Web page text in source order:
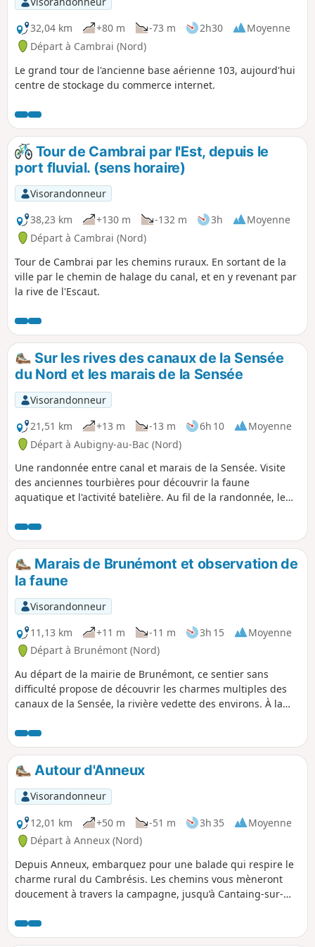
32,04 km
+80 m -73 m 2h30
Moyenne
Départ à Cambrai (Nord)
Le grand tour de l'ancienne base aérienne 103, aujourd'hui
centre de stockage du commerce internet.
Tour de Cambrai par l'Est, depuis le
port fluvial. (sens horaire)
Visorandonneur
38,23 km
+130 m -132 m 3h
Moyenne
Départ à Cambrai (Nord)
Tour de Cambrai par les chemins ruraux. En sortant de la
ville par le chemin de halage du canal, et en y revenant par
la rive de l'Escaut.
Sur les rives des canaux de la Sensée
du Nord et les marais de la Sensée
Visorandonneur
21,51 km
+13 m -13 m 6h 10
Moyenne
Départ à Aubigny-au-Bac (Nord)
Une randonnée entre canal et marais de la Sensée. Visite
des anciennes tourbières pour découvrir la faune
aquatique et l'activité batelière. Au fil de la randonnée, le
Sensée, entre le pays de l'ail fumé Arleux et celui de
l'échalotte Bugnicourt.
Marais de Brunémont et observation de
la faune
Visorandonneur
11,13 km
+11 m -11 m 3h 15
Moyenne
Départ à Brunémont (Nord)
Au départ de la mairie de Brunémont, ce sentier sans
difficulté propose de découvrir les charmes multiples des
canaux de la Sensée, la rivière vedette des environs. À la
cette balade sur les chemins de halage et ceux bordant les
étangs présente un cadre agréable et sécurisé. En bordure
des étangs, les roselières et les saulaies abritent de belles
populations de fougères des marais. On reste attentif à
l'environnement car les marais d’Aubigny et de Brunémont
conservent un enjeu patrimonial fort pour la faune, en
particulier le héron, la fauvette des marais et la couleuvre à
collier.
Autour d'Anneux
Visorandonneur
12,01 km
+50 m -51 m 3h 35
Moyenne
Départ à Anneux (Nord)
Depuis Anneux, embarquez pour une balade qui respire le
charme rural du Cambrésis. Les chemins vous mèneront
doucement à travers la campagne, jusqu’à Cantaing-sur-
vers Fontaine-Notre-Dame, nichée entre verdure et
patrimoine. Ici, chaque sentier est une invitation à ralentir,